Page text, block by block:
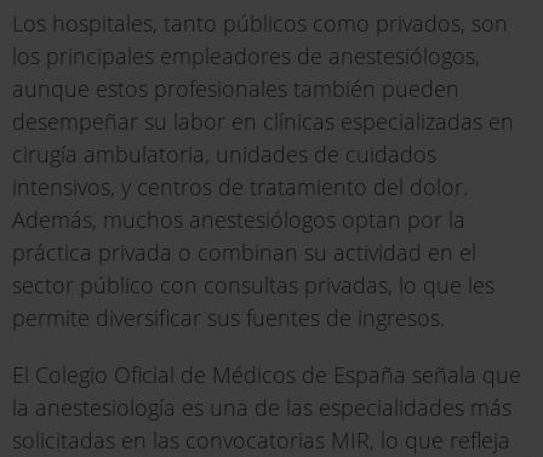
Los hospitales, tanto públicos como privados, son
los principales empleadores de anestesiólogos,
aunque estos profesionales también pueden
desempeñar su labor en clínicas especializadas en
cirugía ambulatoria, unidades de cuidados
intensivos, y centros de tratamiento del dolor.
Además, muchos anestesiólogos optan por la
práctica privada o combinan su actividad en el
sector público con consultas privadas, lo que les
permite diversificar sus fuentes de ingresos.
El Colegio Oficial de Médicos de España señala que
la anestesiología es una de las especialidades más
solicitadas en las convocatorias MIR, lo que refleja